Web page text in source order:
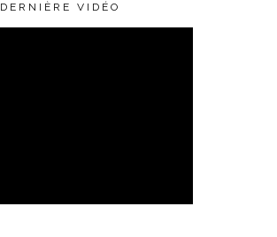
DERNIÈRE VIDÉO